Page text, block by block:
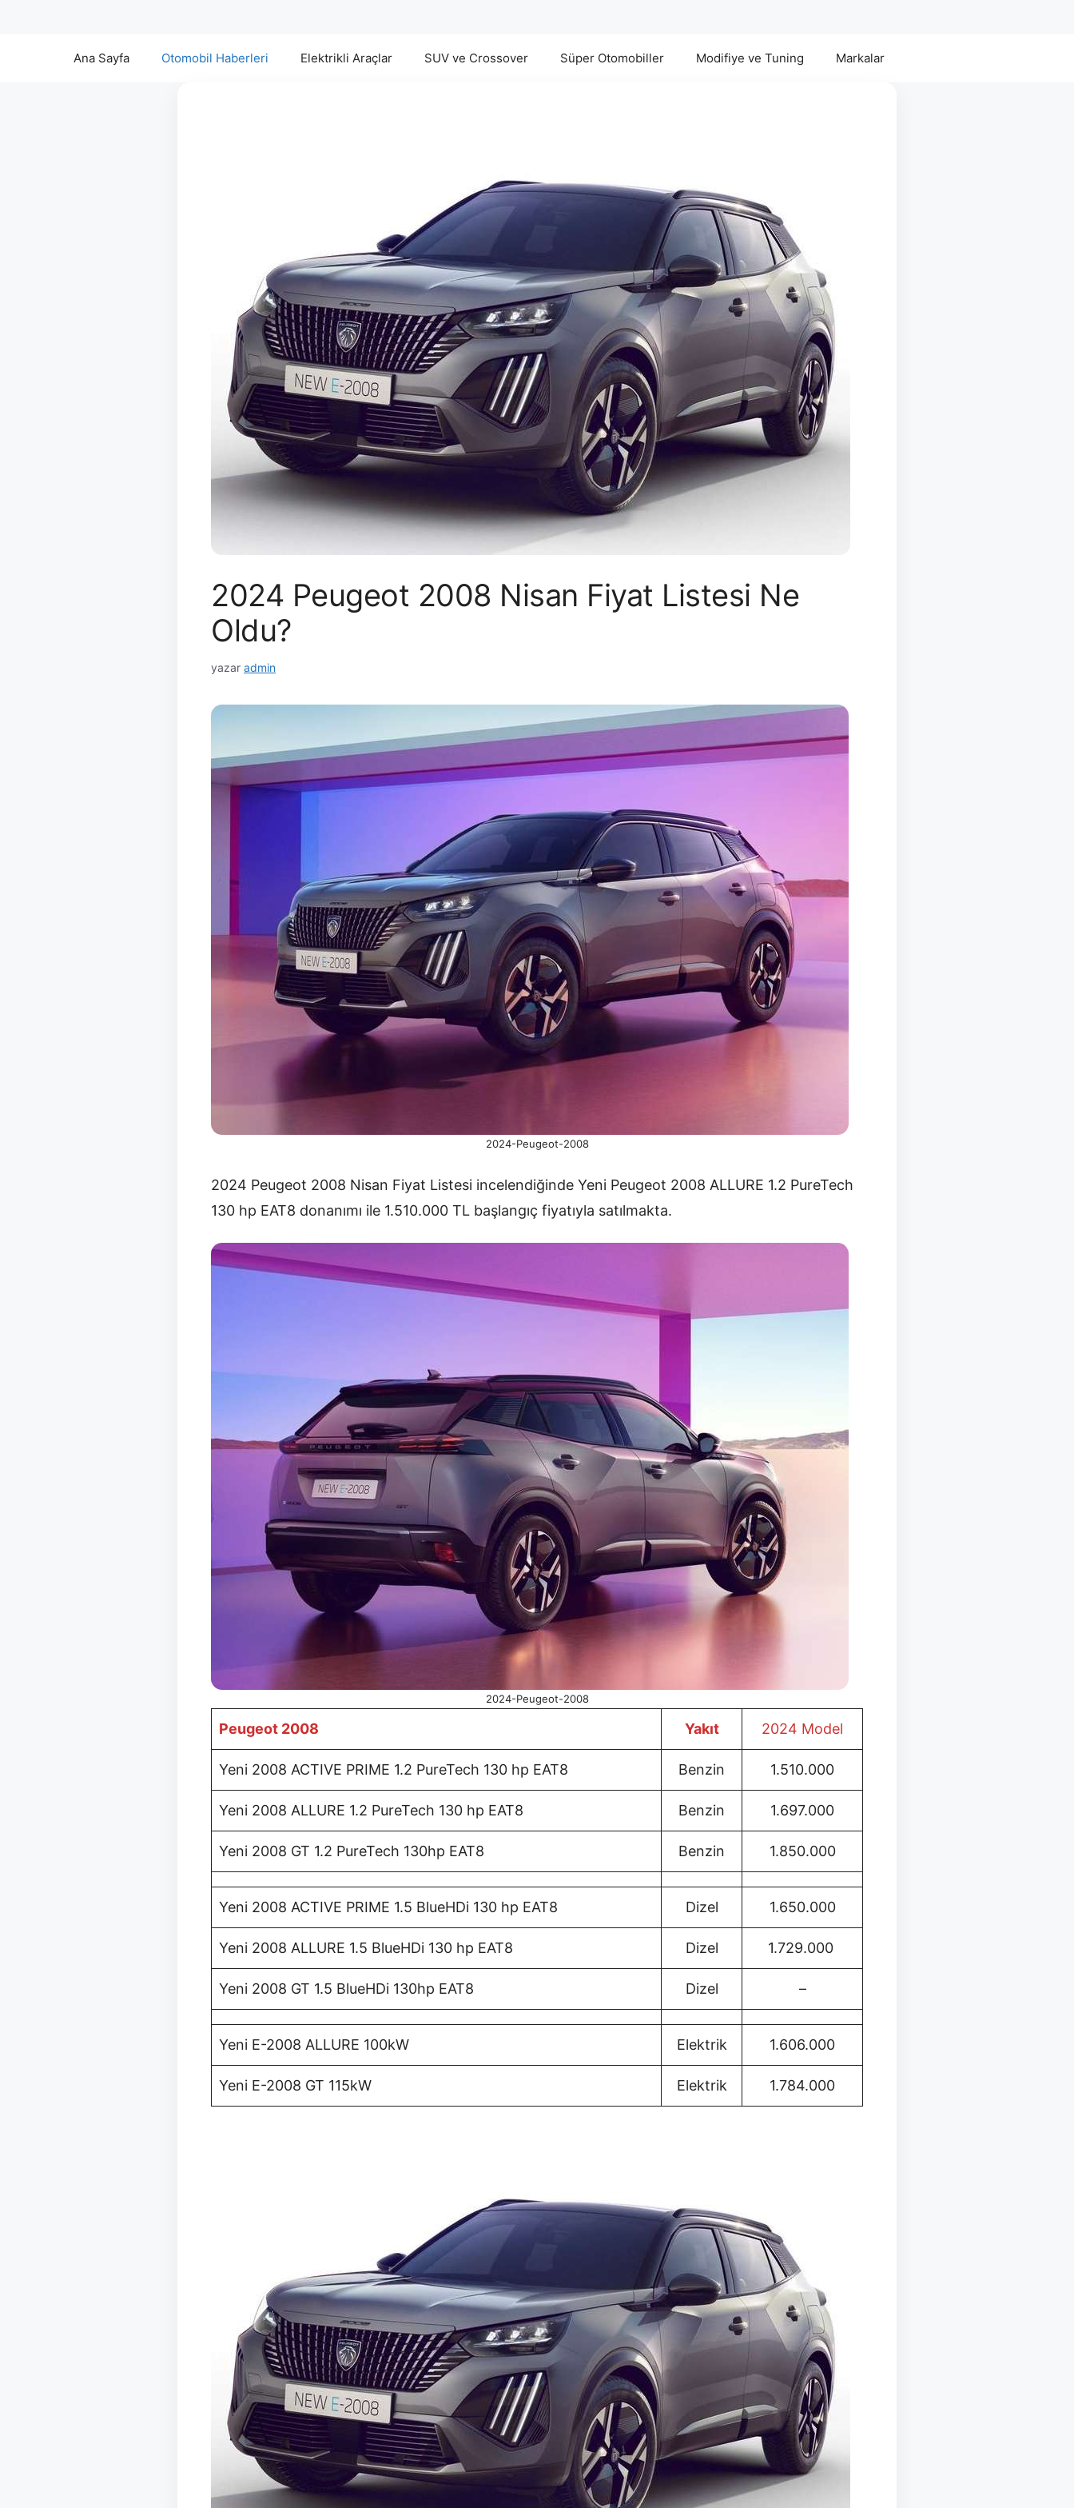
Ana Sayfa Otomobil Haberleri Elektrikli Araçlar SUV ve Crossover Süper Otomobiller Modifiye ve Tuning Markalar
2024 Peugeot 2008 Nisan Fiyat Listesi Ne
Oldu?
yazar admin
2024-Peugeot-2008
2024 Peugeot 2008 Nisan Fiyat Listesi incelendiğinde Yeni Peugeot 2008 ALLURE 1.2 PureTech
130 hp EAT8 donanımı ile 1.510.000 TL başlangıç fiyatıyla satılmakta.
2024-Peugeot-2008
Peugeot 2008 Yakıt 2024 Model
Yeni 2008 ACTIVE PRIME 1.2 PureTech 130 hp EAT8 Benzin 1.510.000
Yeni 2008 ALLURE 1.2 PureTech 130 hp EAT8 Benzin 1.697.000
Yeni 2008 GT 1.2 PureTech 130hp EAT8 Benzin 1.850.000
Yeni 2008 ACTIVE PRIME 1.5 BlueHDi 130 hp EAT8 Dizel 1.650.000
Yeni 2008 ALLURE 1.5 BlueHDi 130 hp EAT8 Dizel 1.729.000
Yeni 2008 GT 1.5 BlueHDi 130hp EAT8 Dizel –
Yeni E-2008 ALLURE 100kW Elektrik 1.606.000
Yeni E-2008 GT 115kW Elektrik 1.784.000